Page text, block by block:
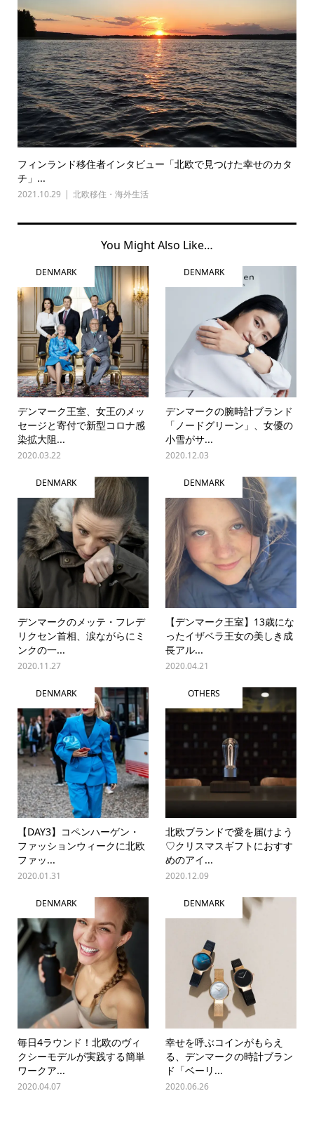
フィンランド移住者インタビュー「北欧で見つけた幸せのカタ
チ」...
2021.10.29 北欧移住・海外生活
You Might Also Like…
DENMARK
デンマーク王室、女王のメッ
セージと寄付で新型コロナ感
染拡大阻...
2020.03.22
DENMARK
デンマークの腕時計ブランド
「ノードグリーン」、女優の
小雪がサ...
2020.12.03
DENMARK
デンマークのメッテ・フレデ
リクセン首相、涙ながらにミ
ンクの一...
2020.11.27
DENMARK
【デンマーク王室】13歳にな
ったイザベラ王女の美しき成
長アル...
2020.04.21
DENMARK
【DAY3】コペンハーゲン・
ファッションウィークに北欧
ファッ...
2020.01.31
OTHERS
北欧ブランドで愛を届けよう
♡クリスマスギフトにおすす
めのアイ...
2020.12.09
DENMARK
毎日4ラウンド！北欧のヴィ
クシーモデルが実践する簡単
ワークア...
2020.04.07
DENMARK
幸せを呼ぶコインがもらえ
る、デンマークの時計ブラン
ド「ベーリ...
2020.06.26